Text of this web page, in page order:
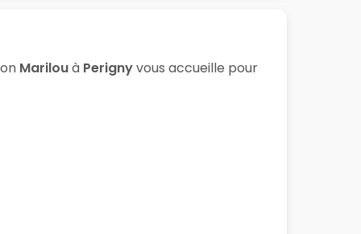
Marilouà Perignyvous accueille pour